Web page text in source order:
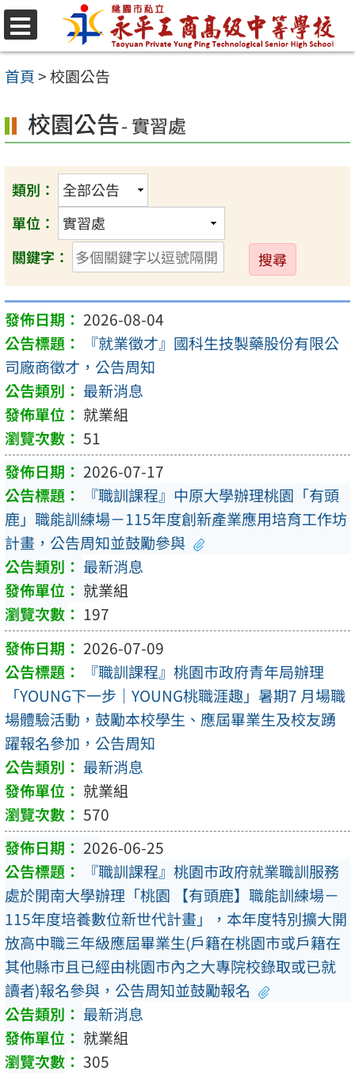
跳
至
主
內
容
首頁>校園公告
校園公告- 實習處
類別：
單位：
關鍵字：
送
出
2026-08-04
『就業徵才』國科生技製藥股份有限公
司廠商徵才，公告周知
最新消息
就業組
51
2026-07-17
『職訓課程』中原大學辦理桃園「有頭
鹿」職能訓練場－115年度創新產業應用培育工作坊
計畫，公告周知並鼓勵參與
最新消息
就業組
197
2026-07-09
『職訓課程』桃園市政府青年局辦理
「YOUNG下一步｜YOUNG桃職涯趣」暑期7 月場職
場體驗活動，鼓勵本校學生、應屆畢業生及校友踴
躍報名參加，公告周知
最新消息
就業組
570
2026-06-25
『職訓課程』桃園市政府就業職訓服務
處於開南大學辦理「桃園 【有頭鹿】職能訓練場－
115年度培養數位新世代計畫」，本年度特別擴大開
放高中職三年級應屆畢業生(戶籍在桃園市或戶籍在
其他縣市且已經由桃園市內之大專院校錄取或已就
讀者)報名參與，公告周知並鼓勵報名
最新消息
就業組
305
選
單